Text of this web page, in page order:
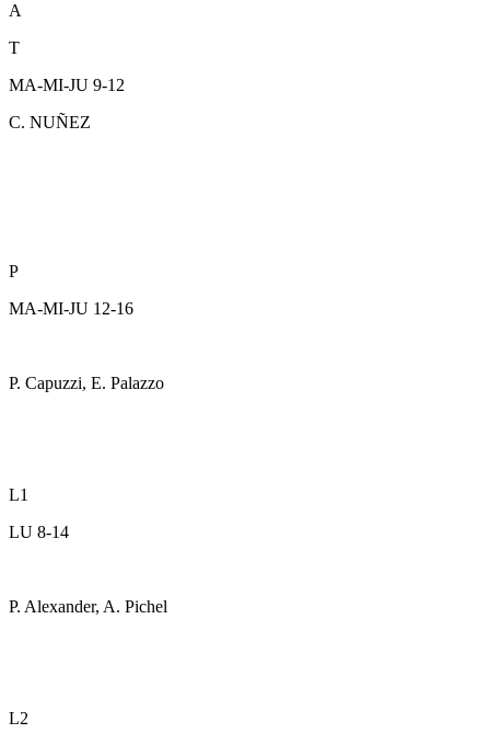
A
T
MA-MI-JU 9-12
C. NUÑEZ
P
MA-MI-JU 12-16
P. Capuzzi, E. Palazzo
L1
LU 8-14
P. Alexander, A. Pichel
L2